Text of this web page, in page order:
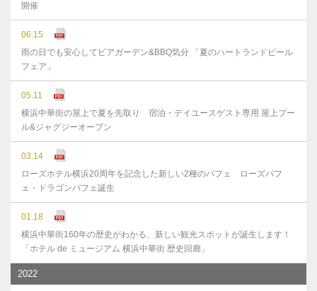
開催
06.15
雨の日でも安心してビアガーデン&BBQ気分 「夏のハートランドビール
フェア」
05.11
横浜中華街の屋上で夏を先取り 宿泊・デイユースゲスト専用 屋上プー
ル&ジャグジーオープン
03.14
ローズホテル横浜20周年を記念した新しい2種のパフェ ローズパフ
ェ・ドラゴンパフェ誕生
01.18
横浜中華街160年の歴史がわかる、新しい観光スポットが誕生します！
「ホテル de ミュージアム 横浜中華街 歴史回廊」
2022